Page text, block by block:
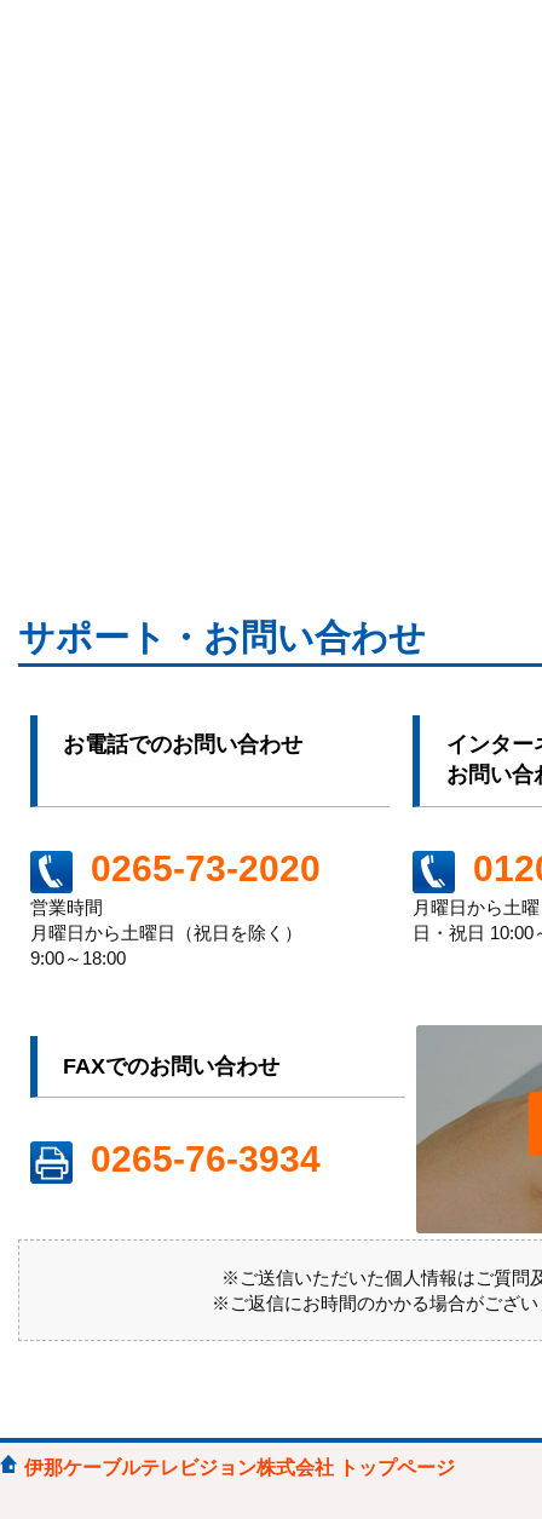
サポート・お問い合わせ
お電話でのお問い合わせ
0265-73-2020
営業時間
月曜日から土曜日（祝日を除く）
9:00～18:00
インター
お問い合
月曜日から土
日・祝日 10:00
FAXでのお問い合わせ
0265-76-3934
※ご送信いただいた個人情報はご質問
※ご返信にお時間のかかる場合がござ
伊那ケーブルテレビジョン株式会社 トップページ